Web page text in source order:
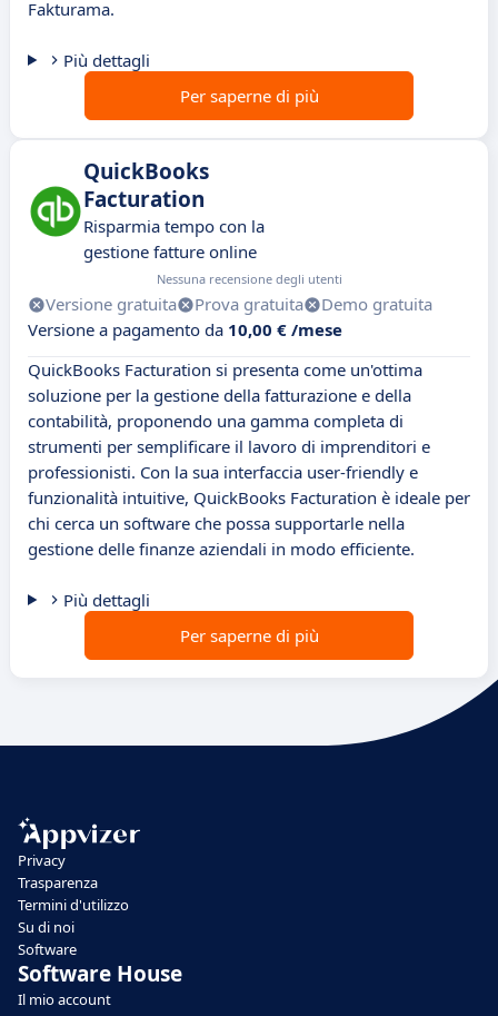
Fakturama.
Più dettagli
Per saperne di più
QuickBooks
Facturation
Risparmia tempo con la
gestione fatture online
Nessuna recensione degli utenti
Versione gratuita Prova gratuita
Demo gratuita
Versione a pagamento da 10,00 € /mese
QuickBooks Facturation si presenta come un'ottima
soluzione per la gestione della fatturazione e della
contabilità, proponendo una gamma completa di
strumenti per semplificare il lavoro di imprenditori e
professionisti. Con la sua interfaccia user-friendly e
funzionalità intuitive, QuickBooks Facturation è ideale per
chi cerca un software che possa supportarle nella
gestione delle finanze aziendali in modo efficiente.
Più dettagli
Per saperne di più
Privacy
Trasparenza
Termini d'utilizzo
Su di noi
Software
Software House
Il mio account